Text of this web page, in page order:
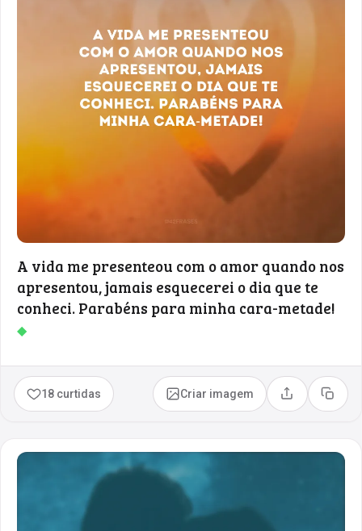
A vida me presenteou com o amor quando nos
apresentou, jamais esquecerei o dia que te
conheci. Parabéns para minha cara-metade!
◆
18 curtidas Criar imagem Compartilhar
Copiar